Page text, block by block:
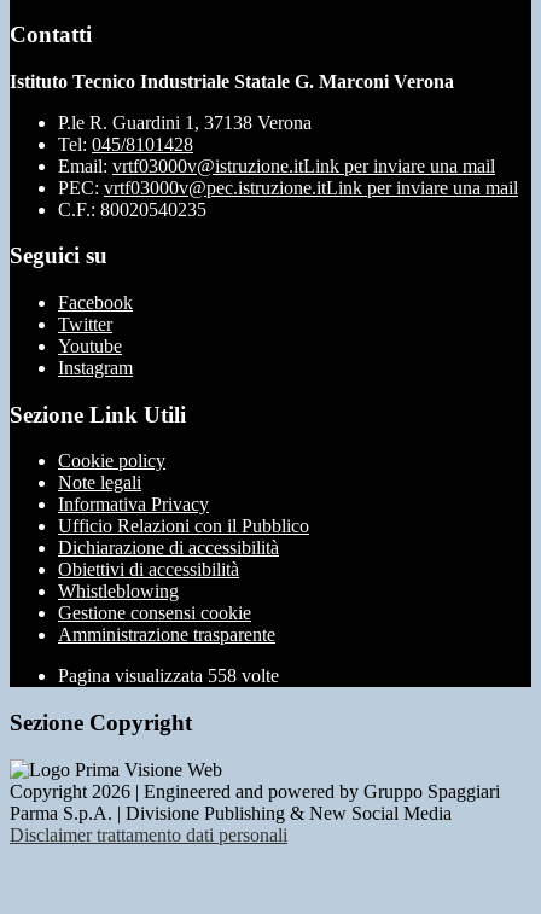
Contatti
Istituto Tecnico Industriale Statale G. Marconi Verona
P.le R. Guardini 1, 37138 Verona
Tel: 045/8101428
Email: vrtf03000v@istruzione.itLink per inviare una mail
PEC: vrtf03000v@pec.istruzione.itLink per inviare una mail
C.F.: 80020540235
Seguici su
Facebook
Twitter
Youtube
Instagram
Sezione Link Utili
Cookie policy
Note legali
Informativa Privacy
Ufficio Relazioni con il Pubblico
Dichiarazione di accessibilità
Obiettivi di accessibilità
Whistleblowing
Gestione consensi cookie
Amministrazione trasparente
Pagina visualizzata 558 volte
Sezione Copyright
Copyright 2026 | Engineered and powered by Gruppo Spaggiari
Parma S.p.A. | Divisione Publishing & New Social Media
Disclaimer trattamento dati personali